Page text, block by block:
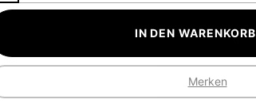
IN DEN WARENKORB
Merken